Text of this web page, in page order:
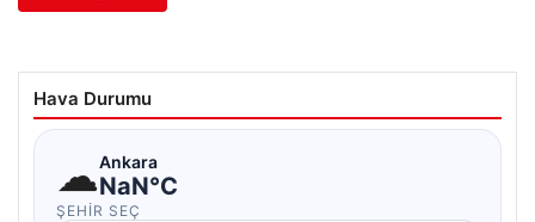
Hava Durumu
☁Ankara
NaN°C
ŞEHIR SEÇ